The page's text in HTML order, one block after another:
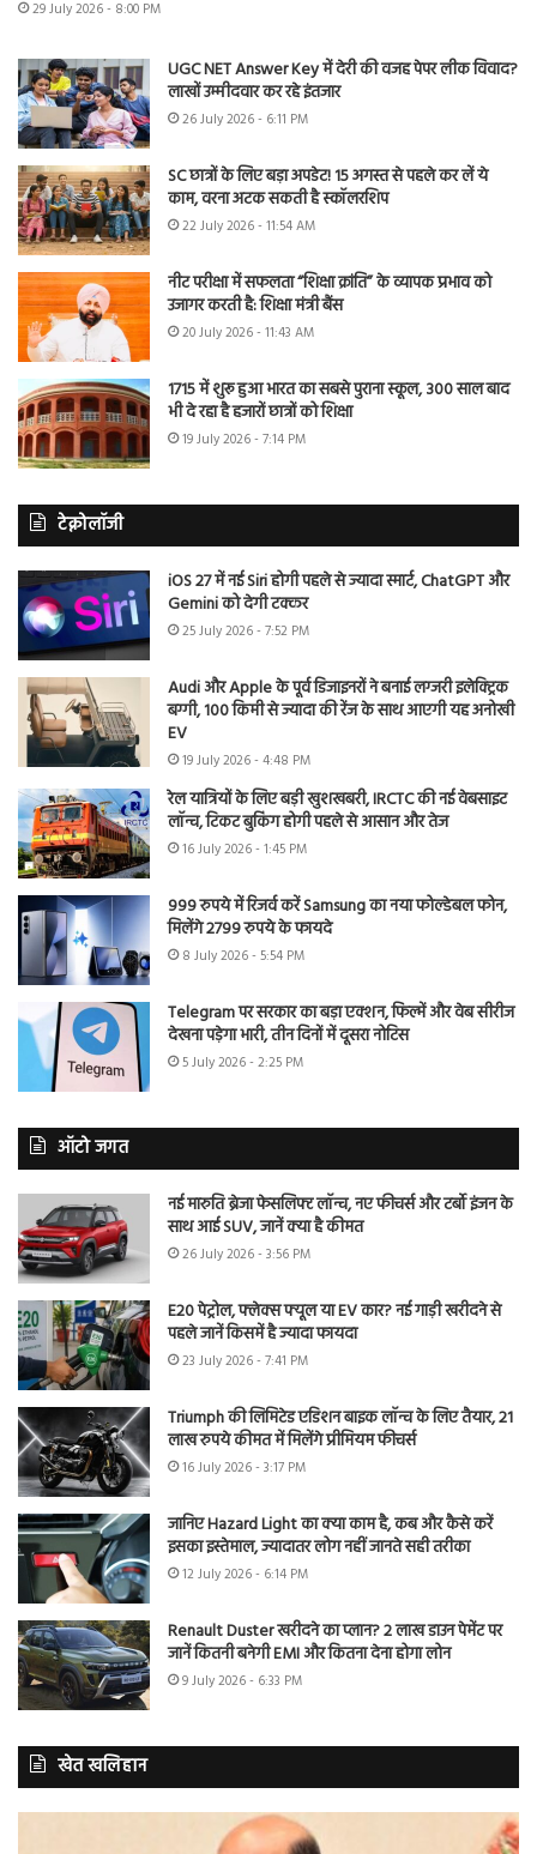
29 July 2026 - 8:00 PM
UGC NET Answer Key में देरी की वजह पेपर लीक विवाद?
लाखों उम्मीदवार कर रहे इंतजार
26 July 2026 - 6:11 PM
SC छात्रों के लिए बड़ा अपडेट! 15 अगस्त से पहले कर लें ये
काम, वरना अटक सकती है स्कॉलरशिप
22 July 2026 - 11:54 AM
नीट परीक्षा में सफलता “शिक्षा क्रांति” के व्यापक प्रभाव को
उजागर करती है: शिक्षा मंत्री बैंस
20 July 2026 - 11:43 AM
1715 में शुरू हुआ भारत का सबसे पुराना स्कूल, 300 साल बाद
भी दे रहा है हजारों छात्रों को शिक्षा
19 July 2026 - 7:14 PM
टेक्नोलॉजी
iOS 27 में नई Siri होगी पहले से ज्यादा स्मार्ट, ChatGPT और
Gemini को देगी टक्कर
25 July 2026 - 7:52 PM
Audi और Apple के पूर्व डिजाइनरों ने बनाई लग्जरी इलेक्ट्रिक
बग्गी, 100 किमी से ज्यादा की रेंज के साथ आएगी यह अनोखी
EV
19 July 2026 - 4:48 PM
रेल यात्रियों के लिए बड़ी खुशखबरी, IRCTC की नई वेबसाइट
लॉन्च, टिकट बुकिंग होगी पहले से आसान और तेज
16 July 2026 - 1:45 PM
999 रुपये में रिजर्व करें Samsung का नया फोल्डेबल फोन,
मिलेंगे 2799 रुपये के फायदे
8 July 2026 - 5:54 PM
Telegram पर सरकार का बड़ा एक्शन, फिल्में और वेब सीरीज
देखना पड़ेगा भारी, तीन दिनों में दूसरा नोटिस
5 July 2026 - 2:25 PM
ऑटो जगत
नई मारुति ब्रेजा फेसलिफ्ट लॉन्च, नए फीचर्स और टर्बो इंजन के
साथ आई SUV, जानें क्या है कीमत
26 July 2026 - 3:56 PM
E20 पेट्रोल, फ्लेक्स फ्यूल या EV कार? नई गाड़ी खरीदने से
पहले जानें किसमें है ज्यादा फायदा
23 July 2026 - 7:41 PM
Triumph की लिमिटेड एडिशन बाइक लॉन्च के लिए तैयार, 21
लाख रुपये कीमत में मिलेंगे प्रीमियम फीचर्स
16 July 2026 - 3:17 PM
जानिए Hazard Light का क्या काम है, कब और कैसे करें
इसका इस्तेमाल, ज्यादातर लोग नहीं जानते सही तरीका
12 July 2026 - 6:14 PM
Renault Duster खरीदने का प्लान? 2 लाख डाउन पेमेंट पर
जानें कितनी बनेगी EMI और कितना देना होगा लोन
9 July 2026 - 6:33 PM
खेत खलिहान